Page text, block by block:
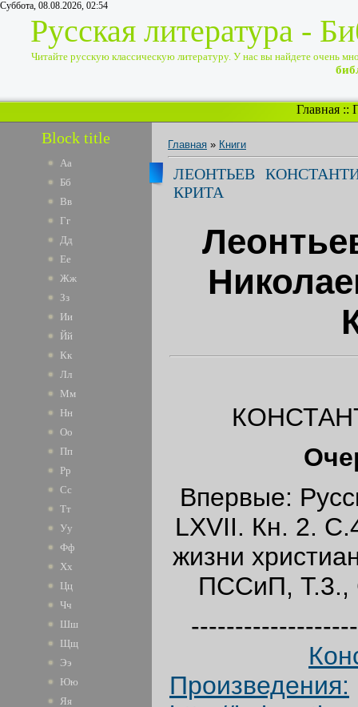
Суббота, 08.08.2026, 02:54
Русская литература -
Читайте русскую классическую литературу. У нас вы найдете очень
Главная ::
Block title
Аа
Бб
Вв
Гг
Дд
Ее
Жж
Зз
Ии
Йй
Кк
Лл
Мм
Нн
Оо
Пп
Рр
Сс
Тт
Уу
Фф
Хх
Цц
Чч
Шш
Щщ
Ээ
Юю
Яя
Главная » Книги
ЛЕОНТЬЕВ
КРИТА
Впервые:
LXVII. Кн. 2.
жизни
ПССиП, Т.3.,
Произведения: